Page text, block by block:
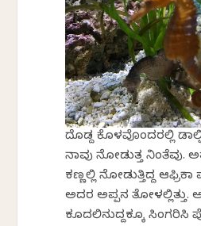
ದೊಡ್ದ ಕೊಳವೊಂದರಲ್ಲಿ
ನಾವು ನೋಡುತ್ತ ನಿಂತೆವು.
ಕಣ್ಣಲ್ಲಿ ನೋಡುತ್ತಿದ್ದ
ಅದರ ಅಪ್ಪನ ತೋಳಲ್ಲಿತ್ತು.
ಕೂದಲಿನುದ್ದಕ್ಕೂ ಸಿಂಗರಿಸಿ